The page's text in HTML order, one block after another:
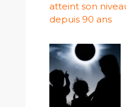
atteint son
depuis 90 ans